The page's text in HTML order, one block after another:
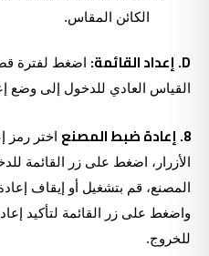
الكائن المقاس.
D. إعداد القائمة:
اضغط لفترة
القياس العادي للدخول إلى وضع
8. إعادة ضبط المصنع
اختر رمز
الأزرار، اضغط على زر القائمة
المصنع، قم بتشغيل أو إيقاف
واضغط على زر القائمة لتأكيد
للخروج.